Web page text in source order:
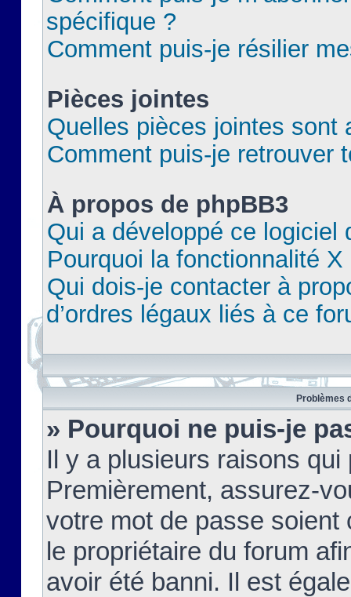
spécifique ?
Comment puis-je résilier
Pièces jointes
Quelles pièces jointes sont
Comment puis-je retrouver
À propos de phpBB3
Qui a développé ce logiciel
Pourquoi la fonctionnalité X
Qui dois-je contacter à
d’ordres légaux liés à ce
Problèmes
» Pourquoi ne puis-je
Il y a plusieurs raisons
Premièrement, assurez-
votre mot de passe soient
le propriétaire du forum
avoir été banni. Il est